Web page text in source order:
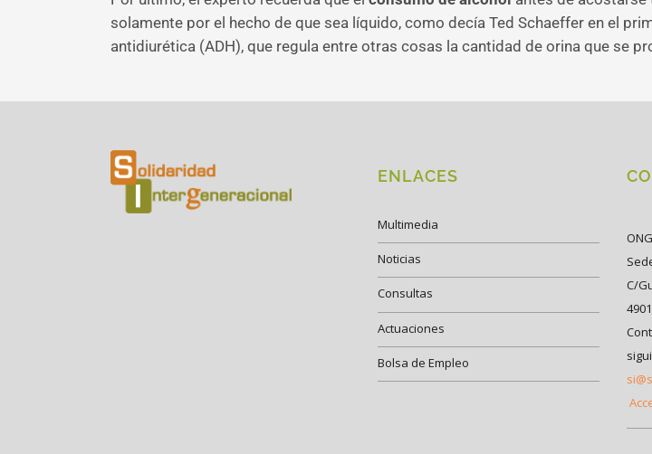
solamente por el hecho de que sea líquido, como decía Ted Schaeffer en el
antidiurética (ADH), que regula entre otras cosas la cantidad de orina que se
ENLACES
Multimedia
Noticias
Consultas
Actuaciones
Bolsa de Empleo
C/